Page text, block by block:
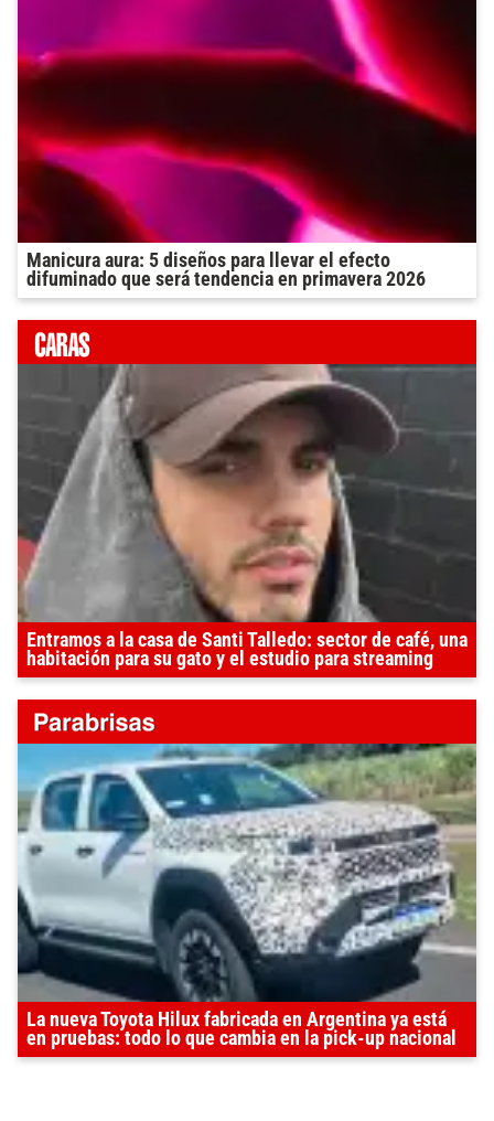
Manicura aura: 5 diseños para llevar el efecto
difuminado que será tendencia en primavera 2026
Entramos a la casa de Santi Talledo: sector de café, una
habitación para su gato y el estudio para streaming
La nueva Toyota Hilux fabricada en Argentina ya está
en pruebas: todo lo que cambia en la pick-up nacional